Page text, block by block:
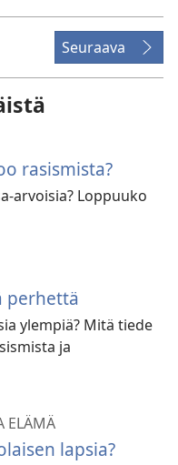
Seuraava
rasismista?
arvoisia? Loppuuko
perhettä
ylempiä? Mitä tiede
ja
ELÄMÄ
lapsia?